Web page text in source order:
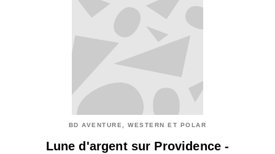
BD AVENTURE, WESTERN ET POLAR
Lune d'argent sur Providence -